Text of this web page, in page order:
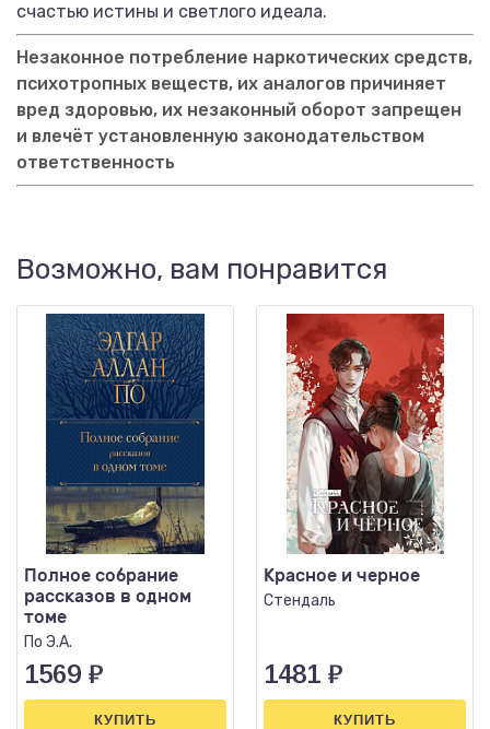
счастью истины и светлого идеала.
Незаконное потребление наркотических средств,
психотропных веществ, их аналогов причиняет
вред здоровью, их незаконный оборот запрещен
и влечёт установленную законодательством
ответственность
Возможно, вам понравится
Полное собрание
рассказов в одном
томе
По Э.А.
1569 ₽
КУПИТЬ
Красное и черное
Стендаль
1481 ₽
КУПИТЬ